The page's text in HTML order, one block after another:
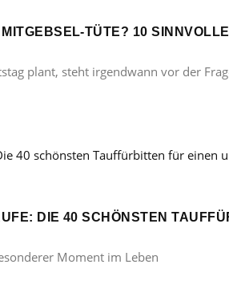
TÜTE? 10
plant, steht irgendwann vor der
DIE 40 SCHÖNSTEN
Moment im Leben